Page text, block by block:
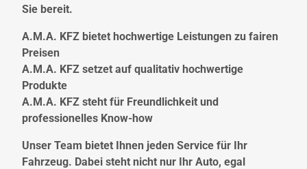
Sie bereit.
A.M.A. KFZ bietet hochwertige Leistungen zu fairen
Preisen
A.M.A. KFZ setzet auf qualitativ hochwertige
Produkte
A.M.A. KFZ steht für Freundlichkeit und
professionelles Know-how
Unser Team bietet Ihnen jeden Service für Ihr
Fahrzeug. Dabei steht nicht nur Ihr Auto, egal